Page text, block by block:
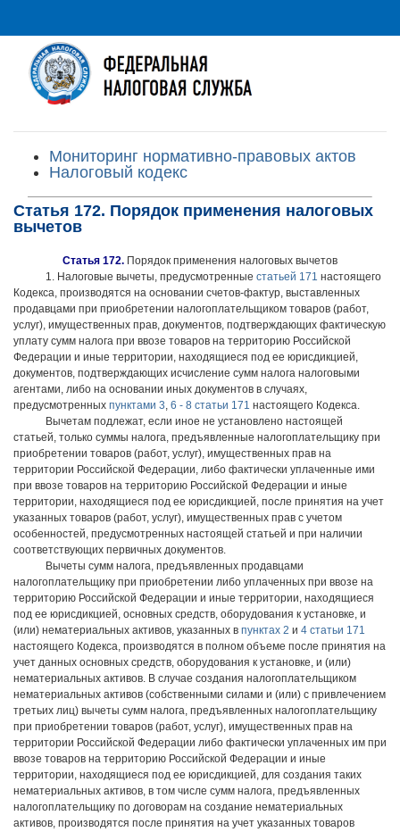
Мониторинг нормативно-правовых актов
Налоговый кодекс
Статья 172. Порядок применения налоговых
вычетов
Статья 172. Порядок применения налоговых вычетов
1. Налоговые вычеты, предусмотренные статьей 171 настоящего
Кодекса, производятся на основании счетов-фактур, выставленных
продавцами при приобретении налогоплательщиком товаров (работ,
услуг), имущественных прав, документов, подтверждающих фактическую
уплату сумм налога при ввозе товаров на территорию Российской
Федерации и иные территории, находящиеся под ее юрисдикцией,
документов, подтверждающих исчисление сумм налога налоговыми
агентами, либо на основании иных документов в случаях,
предусмотренных пунктами 3, 6 - 8 статьи 171 настоящего Кодекса.
Вычетам подлежат, если иное не установлено настоящей
статьей, только суммы налога, предъявленные налогоплательщику при
приобретении товаров (работ, услуг), имущественных прав на
территории Российской Федерации, либо фактически уплаченные ими
при ввозе товаров на территорию Российской Федерации и иные
территории, находящиеся под ее юрисдикцией, после принятия на учет
указанных товаров (работ, услуг), имущественных прав с учетом
особенностей, предусмотренных настоящей статьей и при наличии
соответствующих первичных документов.
Вычеты сумм налога, предъявленных продавцами
налогоплательщику при приобретении либо уплаченных при ввозе на
территорию Российской Федерации и иные территории, находящиеся
под ее юрисдикцией, основных средств, оборудования к установке, и
(или) нематериальных активов, указанных в пунктах 2 и 4 статьи 171
настоящего Кодекса, производятся в полном объеме после принятия на
учет данных основных средств, оборудования к установке, и (или)
нематериальных активов. В случае создания налогоплательщиком
нематериальных активов (собственными силами и (или) с привлечением
третьих лиц) вычеты сумм налога, предъявленных налогоплательщику
при приобретении товаров (работ, услуг), имущественных прав на
территории Российской Федерации либо фактически уплаченных им при
ввозе товаров на территорию Российской Федерации и иные
территории, находящиеся под ее юрисдикцией, для создания таких
нематериальных активов, в том числе сумм налога, предъявленных
налогоплательщику по договорам на создание нематериальных
активов, производятся после принятия на учет указанных товаров